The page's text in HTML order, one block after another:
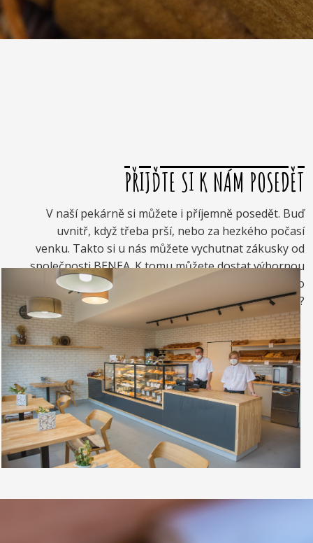
PŘIJĎTE SI K NÁM POSEDĚT
V naší pekárně si můžete i příjemně posedět. Buď
uvnitř, když třeba prší, nebo za hezkého počasí
venku. Takto si u nás můžete vychutnat zákusky od
společnosti BENEA. K tomu můžete dostat výbornou
kávou. Nebo si raději dáte zrmzlinový pohár nebo
vynikající točenou zmrzlinu?